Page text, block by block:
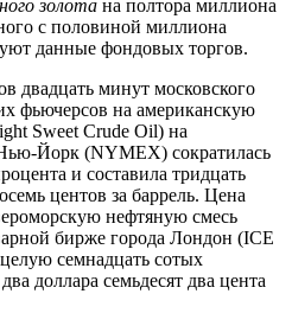
золота на полтора миллиона
с половиной миллиона
данные фондовых торгов.
двадцать минут московского
фьючерсов на американскую
Sweet Crude Oil) на
Йорк (NYMEX) сократилась
и составила тридцать
центов за баррель. Цена
нефтяную смесь
бирже города Лондон (ICE
семнадцать сотых
доллара семьдесят два цента